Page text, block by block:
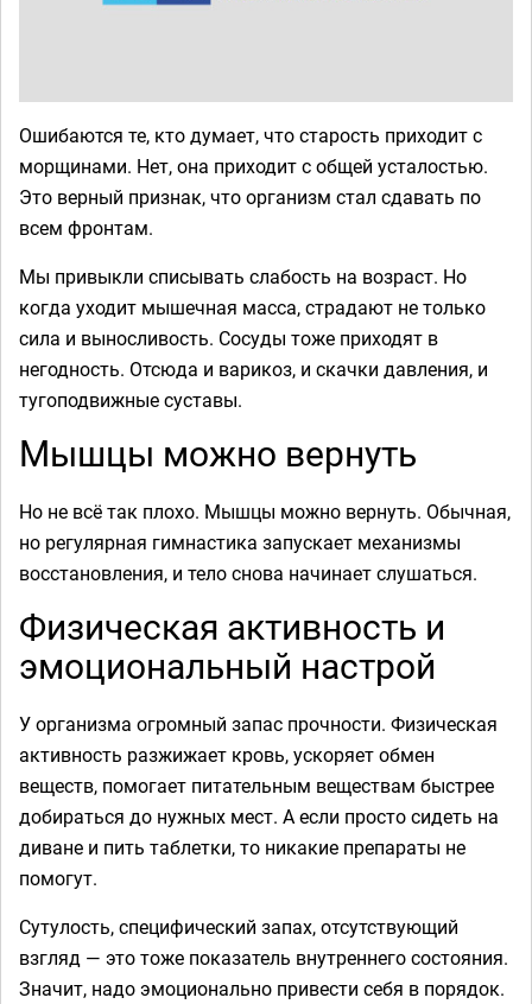
Ошибаются те, кто думает, что старость приходит с
морщинами. Нет, она приходит с общей усталостью.
Это верный признак, что организм стал сдавать по
всем фронтам.
Мы привыкли списывать слабость на возраст. Но
когда уходит мышечная масса, страдают не только
сила и выносливость. Сосуды тоже приходят в
негодность. Отсюда и варикоз, и скачки давления, и
тугоподвижные суставы.
Мышцы можно вернуть
Но не всё так плохо. Мышцы можно вернуть. Обычная,
но регулярная гимнастика запускает механизмы
восстановления, и тело снова начинает слушаться.
Физическая активность и
эмоциональный настрой
У организма огромный запас прочности. Физическая
активность разжижает кровь, ускоряет обмен
веществ, помогает питательным веществам быстрее
добираться до нужных мест. А если просто сидеть на
диване и пить таблетки, то никакие препараты не
помогут.
Сутулость, специфический запах, отсутствующий
взгляд — это тоже показатель внутреннего состояния.
Значит, надо эмоционально привести себя в порядок.